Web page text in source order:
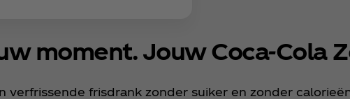
moment. Jouw Coca‑Cola
verfrissende frisdrank zonder suiker en zonder